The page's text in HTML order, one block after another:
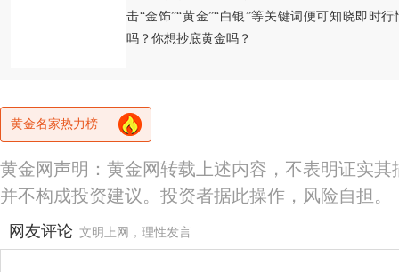
击“金饰”“黄金”“白银”等关键词便可知晓即时
吗？你想抄底黄金吗？
黄金名家热力榜
黄金网声明：黄金网转载上述内容，不表明证实
并不构成投资建议。投资者据此操作，风险自担。
网友评论 文明上网，理性发言